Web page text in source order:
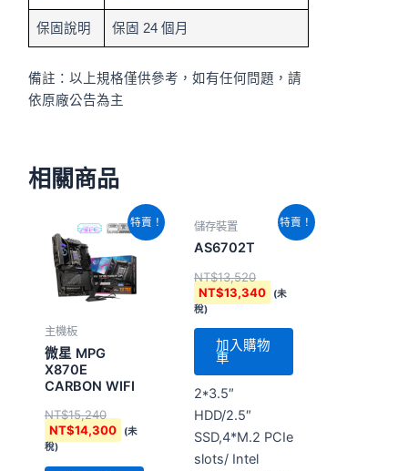
保固說明 保固 24 個月
備註：以上規格僅供參考，如有任何問題，請
依原廠公告為主
相關商品
特賣！
主機板
微星 MPG
X870E
CARBON WIFI
NT$15,240
始
格：
NT$15,240。
NT$14,300
目
前
格：
NT$14,300。
(未
稅)
特賣！
儲存裝置
AS6702T
NT$13,520NT$13,520。
NT$13,340
目
前
NT$13,340。
(未
稅)
加入購物
車
2*3.5″
HDD/2.5″
SSD,4*M.2 PCIe
slots/ Intel